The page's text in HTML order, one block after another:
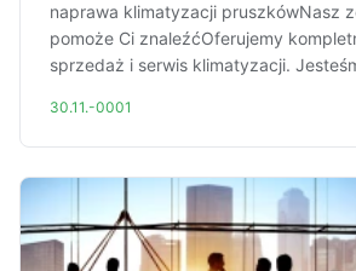
naprawa klimatyzacji pruszkówNasz
pomoże Ci znaleźćOferujemy
sprzedaż i serwis klimatyzacji.
30.11.-0001